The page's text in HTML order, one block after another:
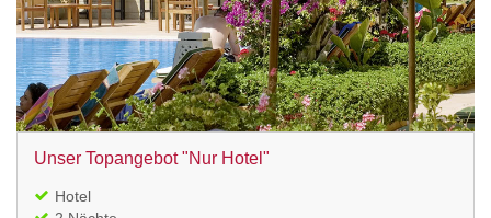
Unser Topangebot "Nur Hotel"
Hotel